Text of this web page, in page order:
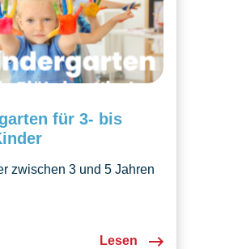
für 3- bis
zwischen 3 und 5 Jahren
geöffnet!
Lesen